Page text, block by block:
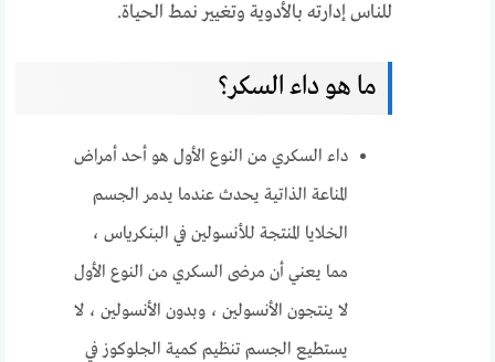
للناس إدارته بالأدوية وتغيير نمط الحياة.
ما هو داء السكر؟
داء السكري من النوع الأول هو أحد أمراض
المناعة الذاتية يحدث عندما يدمر الجسم
الخلايا المنتجة للأنسولين في البنكرياس ،
مما يعني أن مرضى السكري من النوع الأول
لا ينتجون الأنسولين ، وبدون الأنسولين ، لا
يستطيع الجسم تنظيم كمية الجلوكوز في